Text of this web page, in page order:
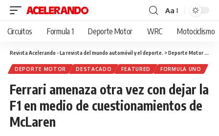
Cambiar
tamaño
fuente
Aa
Circuitos Formula 1 Deporte Motor WRC Motociclismo
Revista Acelerando - La revista del mundo automóvil y el deporte. >Deporte Motor
DEPORTE MOTOR DESTACADO FEATURED FORMULA UNO
Ferrari amenaza otra vez con dejar la
F1 en medio de cuestionamientos de
McLaren